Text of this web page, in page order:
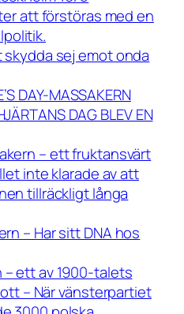
att förstöras med en
skydda sej emot onda
DAY-MASSAKERN
DAG BLEV EN
– ett fruktansvärt
inte klarade av att
tillräckligt långa
– Har sitt DNA hos
– ett av 1900-talets
– När vänsterpartiet